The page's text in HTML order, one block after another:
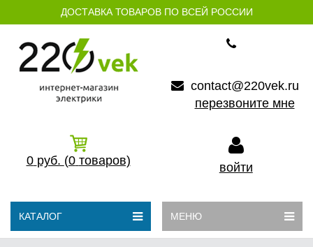
ДОСТАВКА ТОВАРОВ ПО ВСЕЙ РОССИИ
contact@220vek.ru
перезвоните мне
0 руб. (0 товаров) войти
КАТАЛОГ МЕНЮ